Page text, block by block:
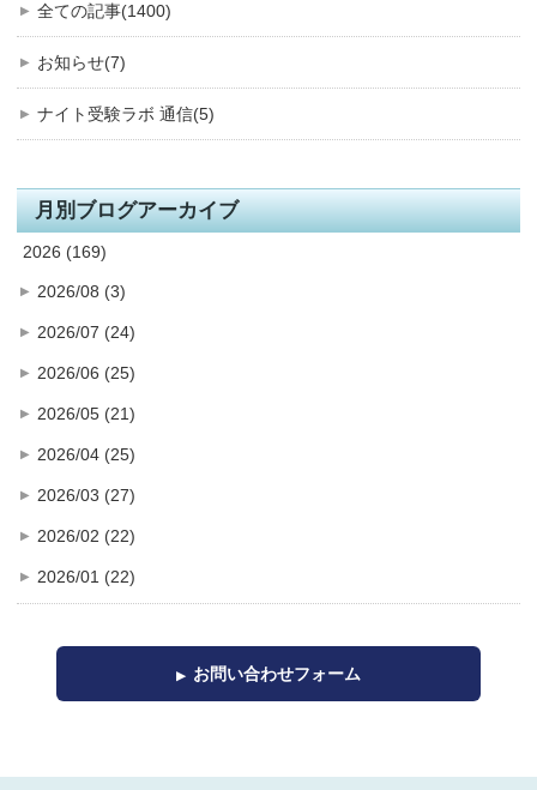
全ての記事(1400)
お知らせ(7)
ナイト受験ラボ 通信(5)
月別ブログアーカイブ
2026 (169)
2026/08 (3)
2026/07 (24)
2026/06 (25)
2026/05 (21)
2026/04 (25)
2026/03 (27)
2026/02 (22)
2026/01 (22)
お問い合わせフォーム